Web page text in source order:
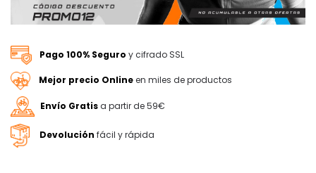
Pago 100% Seguro y cifrado SSL
Mejor precio Onlineen miles de productos
Envío Gratisa partir de 59€
Devolución fácil y rápida